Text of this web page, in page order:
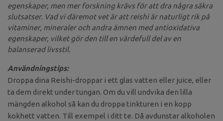
egenskaper, men mer forskning krävs för att dra några säkra
slutsatser. Vad vi däremot vet är att reishi är naturligt rik på
vitaminer, mineraler och andra ämnen med antioxidativa
egenskaper, vilket gör den till en värdefull del av en
balanserad livsstil.
Användningstips:
Droppa dina Reishi-droppar i ett glas vatten eller juice, eller
ta dem direkt under tungan. Om du vill undvika den lilla
mängden alkohol så kan du droppa tinkturen i en kopp
kokhett vatten. Till exempel i ditt te. Då avdunstar alkoholen